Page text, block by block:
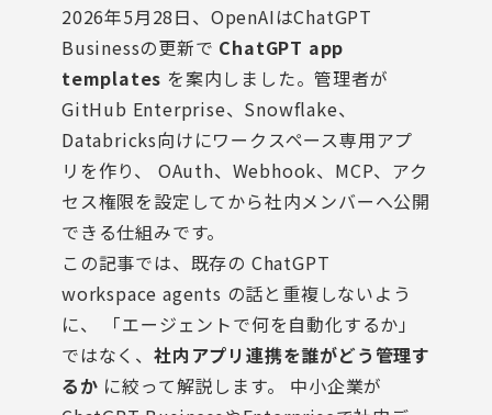
2026年5月28日、OpenAIはChatGPT
Businessの更新で ChatGPT app
templates を案内しました。管理者が
GitHub Enterprise、Snowflake、
Databricks向けにワークスペース専用アプ
リを作り、 OAuth、Webhook、MCP、アク
セス権限を設定してから社内メンバーへ公開
できる仕組みです。
この記事では、既存の ChatGPT
workspace agents の話と重複しないよう
に、 「エージェントで何を自動化するか」
ではなく、 社内アプリ連携を誰がどう管理す
るか に絞って解説します。 中小企業が